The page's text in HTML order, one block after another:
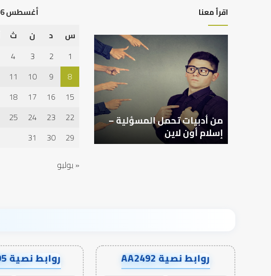
اقرأ معنا
من
أدبيات
تحمل
المسؤلية
إسلام
أون
لاينمن أدبيات تحمل المسؤلية –
إسلام أون لاين
أغسطس 2026
س
د ن ث
1
2
3
4
8
9
10
11
15
16
17
18
22
23
24
25
29
30
31
« يوليو
روابط نصية AA2492 روابط نصية AA49895